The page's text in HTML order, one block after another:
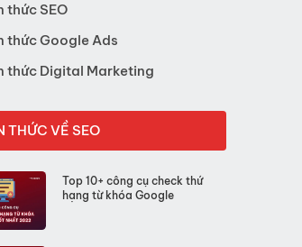
thức SEO
thức Google Ads
thức Digital Marketing
THỨC VỀ SEO
Top 10+ công cụ check thứ
hạng từ khóa Google